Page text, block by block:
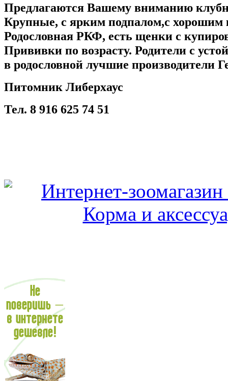
Предлагаются Вашему вниманию
Крупные, с ярким подпалом,с хорошим
Родословная РКФ, есть щенки с
Прививки по возрасту. Родители с
в родословной лучшие производители
Питомник Либерхаус
Тел. 8 916 625 74 51